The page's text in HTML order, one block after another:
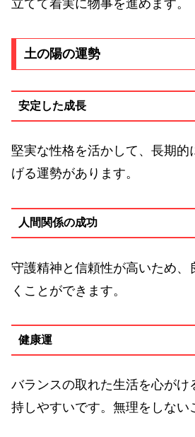
立てて着実に物事を進めます。
土の陽の運勢
安定した成長
堅実な性格を活かして、長期的
げる運勢があります。
人間関係の成功
守護精神と信頼性が高いため、
くことができます。
健康運
バランスの取れた生活を心がけ
持しやすいです。無理をしない